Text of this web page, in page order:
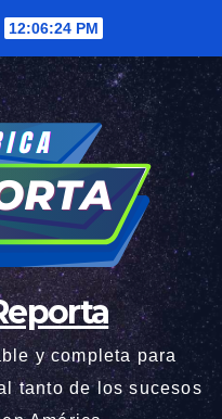
12:06:25 PM
y completa para
tanto de los sucesos